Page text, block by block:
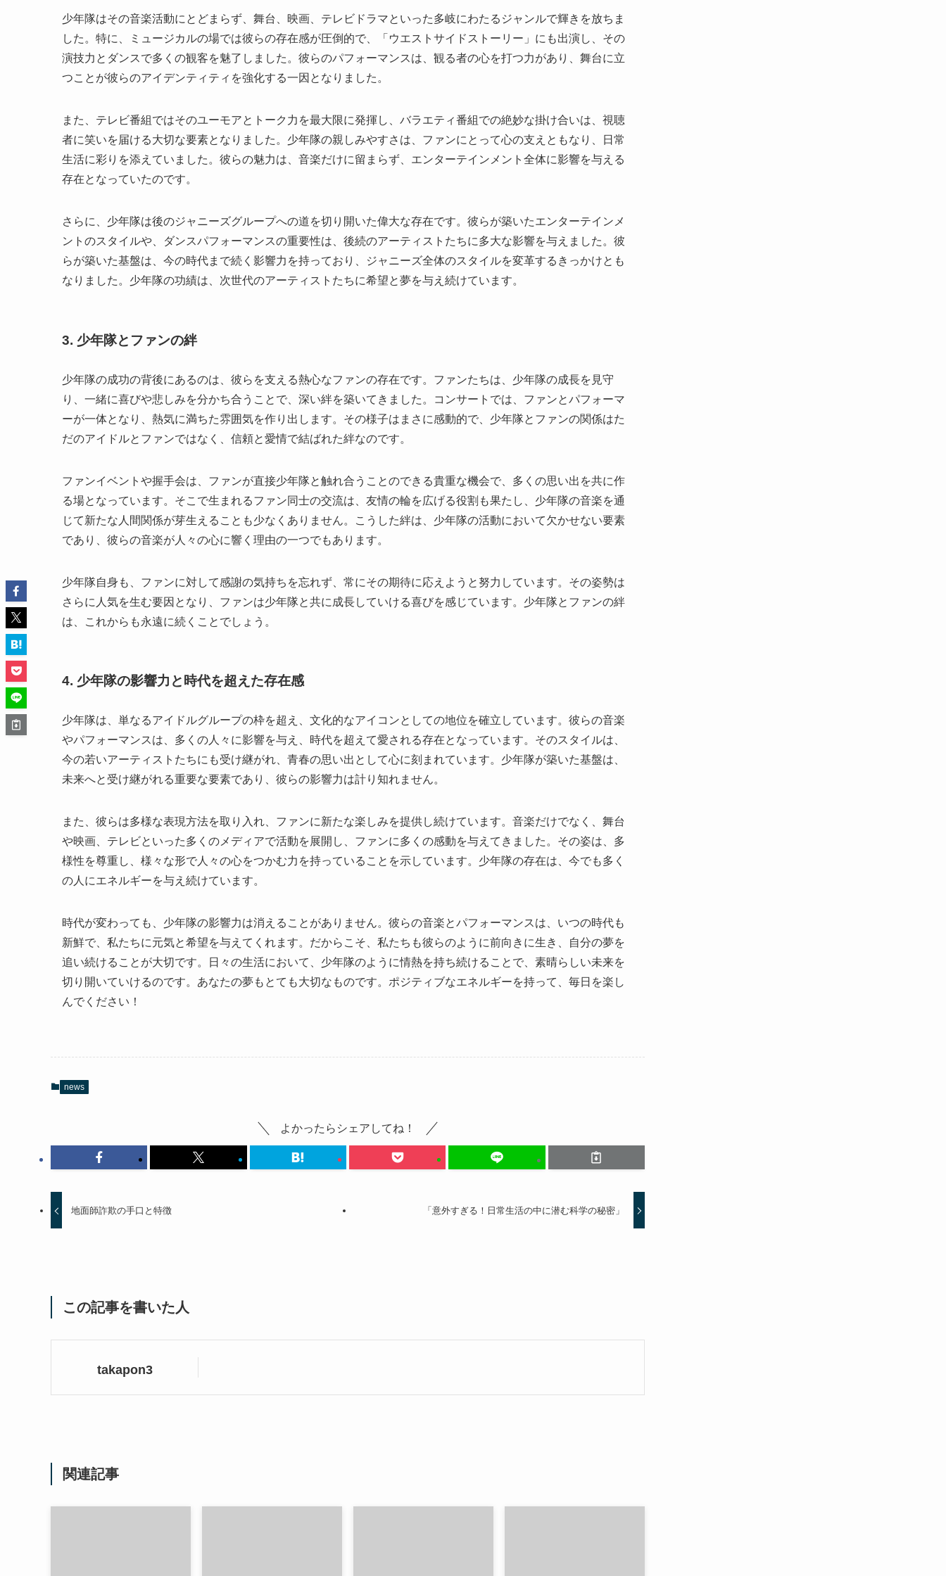
少年隊はその音楽活動にとどまらず、舞台、映画、テレビドラマといった多岐にわたるジャンルで輝きを放ちま
した。特に、ミュージカルの場では彼らの存在感が圧倒的で、「ウエストサイドストーリー」にも出演し、その
演技力とダンスで多くの観客を魅了しました。彼らのパフォーマンスは、観る者の心を打つ力があり、舞台に立
つことが彼らのアイデンティティを強化する一因となりました。
また、テレビ番組ではそのユーモアとトーク力を最大限に発揮し、バラエティ番組での絶妙な掛け合いは、視聴
者に笑いを届ける大切な要素となりました。少年隊の親しみやすさは、ファンにとって心の支えともなり、日常
生活に彩りを添えていました。彼らの魅力は、音楽だけに留まらず、エンターテインメント全体に影響を与える
存在となっていたのです。
さらに、少年隊は後のジャニーズグループへの道を切り開いた偉大な存在です。彼らが築いたエンターテインメ
ントのスタイルや、ダンスパフォーマンスの重要性は、後続のアーティストたちに多大な影響を与えました。彼
らが築いた基盤は、今の時代まで続く影響力を持っており、ジャニーズ全体のスタイルを変革するきっかけとも
なりました。少年隊の功績は、次世代のアーティストたちに希望と夢を与え続けています。
3. 少年隊とファンの絆
少年隊の成功の背後にあるのは、彼らを支える熱心なファンの存在です。ファンたちは、少年隊の成長を見守
り、一緒に喜びや悲しみを分かち合うことで、深い絆を築いてきました。コンサートでは、ファンとパフォーマ
ーが一体となり、熱気に満ちた雰囲気を作り出します。その様子はまさに感動的で、少年隊とファンの関係はた
だのアイドルとファンではなく、信頼と愛情で結ばれた絆なのです。
ファンイベントや握手会は、ファンが直接少年隊と触れ合うことのできる貴重な機会で、多くの思い出を共に作
る場となっています。そこで生まれるファン同士の交流は、友情の輪を広げる役割も果たし、少年隊の音楽を通
じて新たな人間関係が芽生えることも少なくありません。こうした絆は、少年隊の活動において欠かせない要素
であり、彼らの音楽が人々の心に響く理由の一つでもあります。
少年隊自身も、ファンに対して感謝の気持ちを忘れず、常にその期待に応えようと努力しています。その姿勢は
さらに人気を生む要因となり、ファンは少年隊と共に成長していける喜びを感じています。少年隊とファンの絆
は、これからも永遠に続くことでしょう。
4. 少年隊の影響力と時代を超えた存在感
少年隊は、単なるアイドルグループの枠を超え、文化的なアイコンとしての地位を確立しています。彼らの音楽
やパフォーマンスは、多くの人々に影響を与え、時代を超えて愛される存在となっています。そのスタイルは、
今の若いアーティストたちにも受け継がれ、青春の思い出として心に刻まれています。少年隊が築いた基盤は、
未来へと受け継がれる重要な要素であり、彼らの影響力は計り知れません。
また、彼らは多様な表現方法を取り入れ、ファンに新たな楽しみを提供し続けています。音楽だけでなく、舞台
や映画、テレビといった多くのメディアで活動を展開し、ファンに多くの感動を与えてきました。その姿は、多
様性を尊重し、様々な形で人々の心をつかむ力を持っていることを示しています。少年隊の存在は、今でも多く
の人にエネルギーを与え続けています。
時代が変わっても、少年隊の影響力は消えることがありません。彼らの音楽とパフォーマンスは、いつの時代も
新鮮で、私たちに元気と希望を与えてくれます。だからこそ、私たちも彼らのように前向きに生き、自分の夢を
追い続けることが大切です。日々の生活において、少年隊のように情熱を持ち続けることで、素晴らしい未来を
切り開いていけるのです。あなたの夢もとても大切なものです。ポジティブなエネルギーを持って、毎日を楽し
んでください！
news
よかったらシェアしてね！
地面師詐欺の手口と特徴 「意外すぎる！日常生活の中に潜む科学の秘密」
この記事を書いた人
takapon3
関連記事